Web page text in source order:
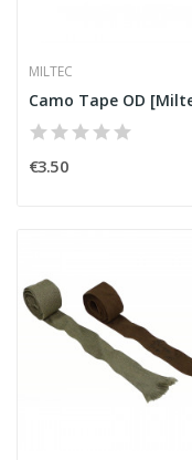
MILTEC
Camo Tape OD
€3.50